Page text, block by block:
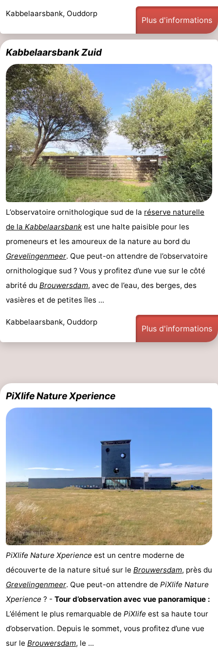
Monuments
-
Points
de
vue
Attractions
-
Croisières
-
Terrains
de
jeux
-
Aires
de
jeux
intérieures
Centres
de
bien-
être
Villages
&
villes
Nature
Sports
-
Piscines
-
Surfen
-
Peche
Sportive
-
Equitation
Boire
et
manger
Événements
Pratiques
Route
-
Hollande-
Méridionale
-
Leiden
Bollenstreek
-
Hollands
Duin
Noordwijk
-
Katwijk
Scheveningen
-
Kabbelaarsbank, Ouddorp
Plus d'informations
Kabbelaarsbank Zuid
L’observatoire ornithologique sud de la réserve naturelle
de la Kabbelaarsbank est une halte paisible pour les
promeneurs et les amoureux de la nature au bord du
Grevelingenmeer. Que peut-on attendre de l’observatoire
ornithologique sud ? Vous y profitez d’une vue sur le côté
abrité du Brouwersdam, avec de l’eau, des berges, des
vasières et de petites îles ...
Kabbelaarsbank, Ouddorp
Plus d'informations
PiXlife Nature Xperience
PiXlife Nature Xperience est un centre moderne de
découverte de la nature situé sur le Brouwersdam, près du
Grevelingenmeer. Que peut-on attendre de PiXlife Nature
Xperience ? - Tour d’observation avec vue panoramique :
L’élément le plus remarquable de PiXlife est sa haute tour
d’observation. Depuis le sommet, vous profitez d’une vue
sur le Brouwersdam, le ...